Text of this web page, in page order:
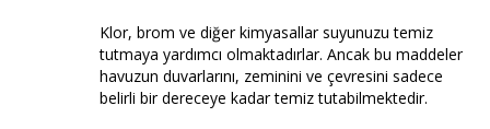
Klor, brom ve diğer kimyasallar suyunuzu temiz
tutmaya yardımcı olmaktadırlar. Ancak bu maddeler
havuzun duvarlarını, zeminini ve çevresini sadece
belirli bir dereceye kadar temiz tutabilmektedir.